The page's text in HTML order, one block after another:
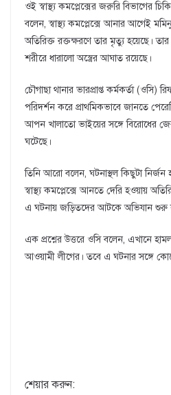
ওই স্বাস্থ্য কমপ্লেক্সের জরুরি বিভাগের
বলেন, স্বাস্থ্য কমপ্লেক্সে আনার আগেই
অতিরিক্ত রক্তক্ষরণে তার মৃত্যু হয়েছে।
শরীরে ধারালো অস্ত্রের আঘাত রয়েছে।
চৌগাছা থানার ভারপ্রাপ্ত কর্মকর্তা (ওসি)
পরিদর্শন করে প্রাথমিকভাবে জানতে
আপন খালাতো ভাইয়ের সঙ্গে বিরোধের
ঘটেছে।
তিনি আরো বলেন, ঘটনাস্থল কিছুটা নির্জন
স্বাস্থ্য কমপ্লেক্সে আনতে দেরি হওয়ায়
এ ঘটনায় জড়িতদের আটকে অভিযান শুরু
এক প্রশ্নের উত্তরে ওসি বলেন, এখানে
আওয়ামী লীগের। তবে এ ঘটনার সঙ্গে
শেয়ার করুন: